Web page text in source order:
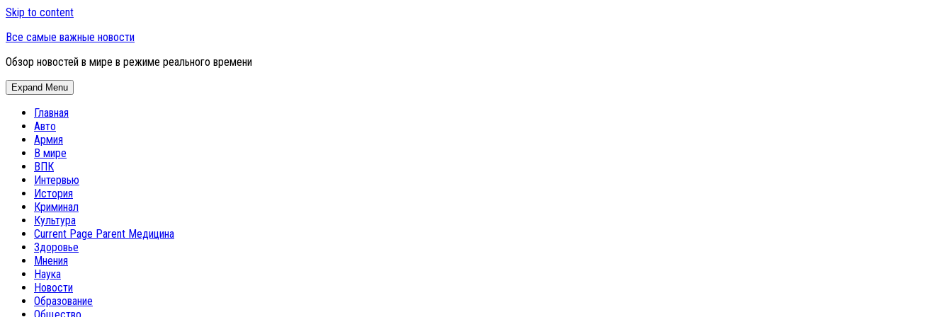
Skip to content
Все самые важные новости
Обзор новостей в мире в режиме реального времени
Expand Menu
Главная
Авто
Армия
В мире
ВПК
Интервью
История
Криминал
Культура
Current Page Parent Медицина
Здоровье
Мнения
Наука
Новости
Образование